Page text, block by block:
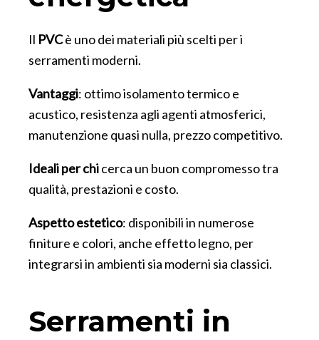
Il PVCè uno dei materiali più scelti per i
serramenti moderni.
Vantaggi: ottimo isolamento termico e
acustico, resistenza agli agenti atmosferici,
manutenzione quasi nulla, prezzo competitivo.
Ideali perchicerca un buon compromesso tra
qualità, prestazioni e costo.
Aspetto estetico: disponibili in numerose
finiture e colori, anche effetto legno, per
integrarsi in ambienti sia moderni sia classici.
Serramenti in